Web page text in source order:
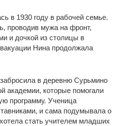
в 1930 году в рабочей семье.
проводив мужа на фронт,
и дочкой из столицы в
Нина продолжала
в деревню Сурьмино
академии, которые помогали
программу. Ученица
и сама подумывала о
стать учителем младших